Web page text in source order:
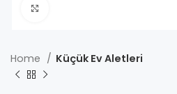
Home Küçük Ev Aletleri